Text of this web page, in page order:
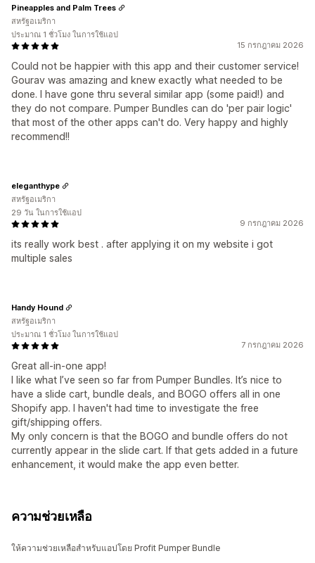
15 กรกฎาคม 2026
Could not be happier with this app and their customer service!
Gourav was amazing and knew exactly what needed to be
done. I have gone thru several similar app (some paid!) and
they do not compare. Pumper Bundles can do 'per pair logic'
that most of the other apps can't do. Very happy and highly
recommend!!
Pineapples and Palm Trees
สหรัฐอเมริกา
ประมาณ 1 ชั่วโมง ในการใช้แอป
9 กรกฎาคม 2026
its really work best . after applying it on my website i got
multiple sales
eleganthype
สหรัฐอเมริกา
29 วัน ในการใช้แอป
7 กรกฎาคม 2026
Great all-in-one app!
I like what I’ve seen so far from Pumper Bundles. It’s nice to
have a slide cart, bundle deals, and BOGO offers all in one
Shopify app. I haven't had time to investigate the free
gift/shipping offers.
My only concern is that the BOGO and bundle offers do not
currently appear in the slide cart. If that gets added in a future
enhancement, it would make the app even better.
Handy Hound
สหรัฐอเมริกา
ประมาณ 1 ชั่วโมง ในการใช้แอป
ความช่วยเหลือ
ให้ความช่วยเหลือสำหรับแอปโดย Profit Pumper Bundle